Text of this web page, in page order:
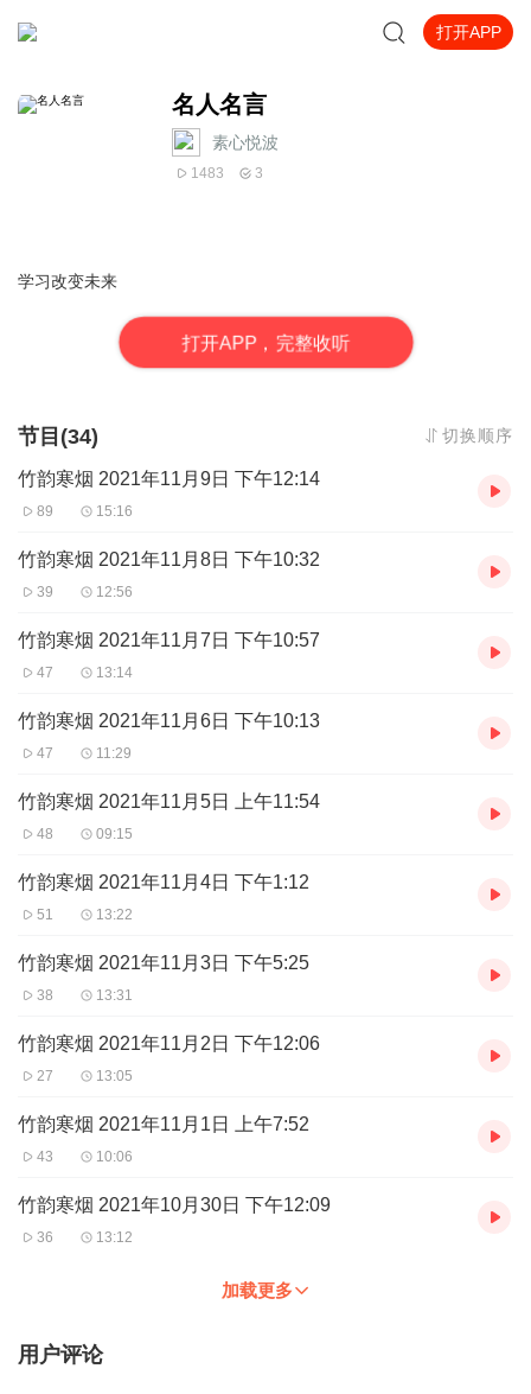
打开APP
名人名言
素心悦波
1483 3
学习改变未来
打开APP，完整收听
节目(34) 切换顺序
竹韵寒烟 2021年11月9日 下午12:14
89 15:16
竹韵寒烟 2021年11月8日 下午10:32
39 12:56
竹韵寒烟 2021年11月7日 下午10:57
47 13:14
竹韵寒烟 2021年11月6日 下午10:13
47 11:29
竹韵寒烟 2021年11月5日 上午11:54
48 09:15
竹韵寒烟 2021年11月4日 下午1:12
51 13:22
竹韵寒烟 2021年11月3日 下午5:25
38 13:31
竹韵寒烟 2021年11月2日 下午12:06
27 13:05
竹韵寒烟 2021年11月1日 上午7:52
43 10:06
竹韵寒烟 2021年10月30日 下午12:09
36 13:12
加载更多
用户评论